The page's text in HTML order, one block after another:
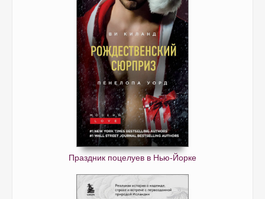
Праздник поцелуев в Нью-Йорке